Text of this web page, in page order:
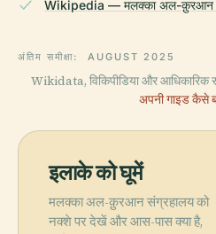
Wikipedia — मलक्का अल-क़ुरआन
अंतिम समीक्षा: AUGUST 2025
Wikidata, विकिपीडिया और आधिकारिक
अपनी गाइड कैसे
इलाके को घूमें
मलक्का अल-क़ुरआन संग्रहालय को
नक्शे पर देखें और आस-पास क्या है,